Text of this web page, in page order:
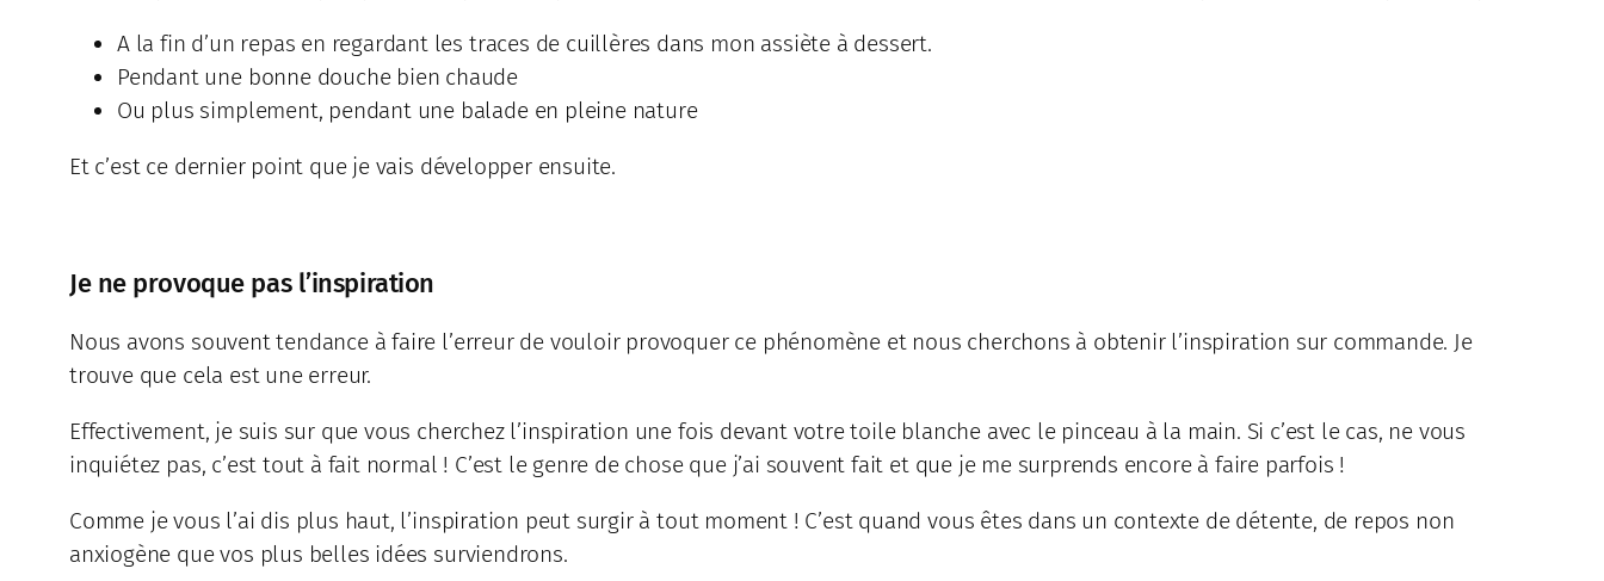
A la fin d’un repas en regardant les traces de cuillères dans mon assiète à dessert.
Pendant une bonne douche bien chaude
Ou plus simplement, pendant une balade en pleine nature
Et c’est ce dernier point que je vais développer ensuite.
Je ne provoque pas l’inspiration
Nous avons souvent tendance à faire l’erreur de vouloir provoquer ce phénomène et nous cherchons à obtenir l’inspiration sur commande. Je
trouve que cela est une erreur.
Effectivement, je suis sur que vous cherchez l’inspiration une fois devant votre toile blanche avec le pinceau à la main. Si c’est le cas, ne vous
inquiétez pas, c’est tout à fait normal ! C’est le genre de chose que j’ai souvent fait et que je me surprends encore à faire parfois !
Comme je vous l’ai dis plus haut, l’inspiration peut surgir à tout moment ! C’est quand vous êtes dans un contexte de détente, de repos non
anxiogène que vos plus belles idées surviendrons.